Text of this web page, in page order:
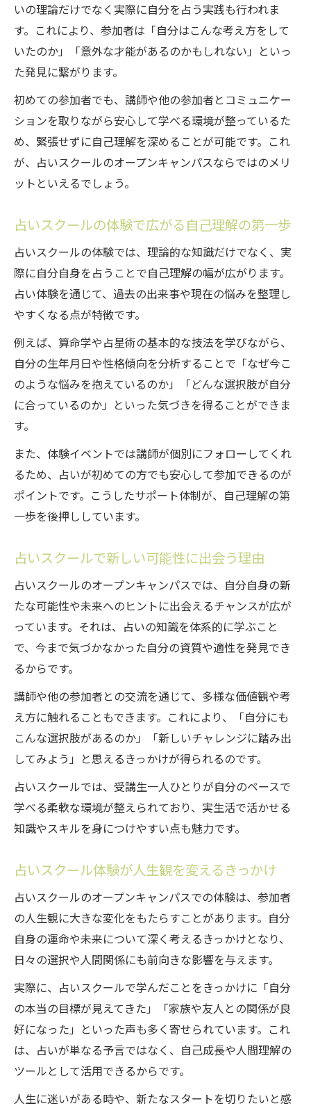
占いスクール体験で得られる自己発見の実
感
スピリチュアル好きが感じる占いスクールの魅
力
占いスクールがスピリチュアル好きに人気
の理由
占いスクールで学ぶスピリチュアルな世界
観
占いスクール体験で感じる心の癒やしと成
占いスクールで得られるスピリチュアルな
学び
占いスクールがもたらす心の豊かさとは
占いスクールの学びが開運の扉を開く理由
占いスクールの学びが運を呼び込む秘訣
占いスクール体験で開運の考え方を身につ
ける
占いスクールで知る運気アップの具体的な
方法
るコツ
占いスクールの実践が日常に幸運を呼ぶ理
由
オープンキャンパスならではの占い実践ポイン
占いスクールのオープンキャンパス実践体
験の魅力
占いスクールで体験できる実践的な占い方
法
占いスクールの実践講座で学ぶ占いのコツ
ポート
占いスクール体験で占いを身近に感じる瞬
間
占いスクールの学びを日常に活かす実践法
占いスクールで学んだ知識の活用アイデア
いの理論だけでなく実際に自分を占う実践も行われま
す。これにより、参加者は「自分はこんな考え方をして
いたのか」「意外な才能があるのかもしれない」といっ
た発見に繋がります。
初めての参加者でも、講師や他の参加者とコミュニケー
ションを取りながら安心して学べる環境が整っているた
め、緊張せずに自己理解を深めることが可能です。これ
が、占いスクールのオープンキャンパスならではのメリ
ットといえるでしょう。
占いスクールの体験で広がる自己理解の第一歩
占いスクールの体験では、理論的な知識だけでなく、実
際に自分自身を占うことで自己理解の幅が広がります。
占い体験を通じて、過去の出来事や現在の悩みを整理し
やすくなる点が特徴です。
例えば、算命学や占星術の基本的な技法を学びながら、
自分の生年月日や性格傾向を分析することで「なぜ今こ
のような悩みを抱えているのか」「どんな選択肢が自分
に合っているのか」といった気づきを得ることができま
す。
また、体験イベントでは講師が個別にフォローしてくれ
るため、占いが初めての方でも安心して参加できるのが
ポイントです。こうしたサポート体制が、自己理解の第
一歩を後押ししています。
占いスクールで新しい可能性に出会う理由
占いスクールのオープンキャンパスでは、自分自身の新
たな可能性や未来へのヒントに出会えるチャンスが広が
っています。それは、占いの知識を体系的に学ぶこと
で、今まで気づかなかった自分の資質や適性を発見でき
るからです。
講師や他の参加者との交流を通じて、多様な価値観や考
え方に触れることもできます。これにより、「自分にも
こんな選択肢があるのか」「新しいチャレンジに踏み出
してみよう」と思えるきっかけが得られるのです。
占いスクールでは、受講生一人ひとりが自分のペースで
学べる柔軟な環境が整えられており、実生活で活かせる
知識やスキルを身につけやすい点も魅力です。
占いスクール体験が人生観を変えるきっかけ
占いスクールのオープンキャンパスでの体験は、参加者
の人生観に大きな変化をもたらすことがあります。自分
自身の運命や未来について深く考えるきっかけとなり、
日々の選択や人間関係にも前向きな影響を与えます。
実際に、占いスクールで学んだことをきっかけに「自分
の本当の目標が見えてきた」「家族や友人との関係が良
好になった」といった声も多く寄せられています。これ
は、占いが単なる予言ではなく、自己成長や人間理解の
ツールとして活用できるからです。
人生に迷いがある時や、新たなスタートを切りたいと感